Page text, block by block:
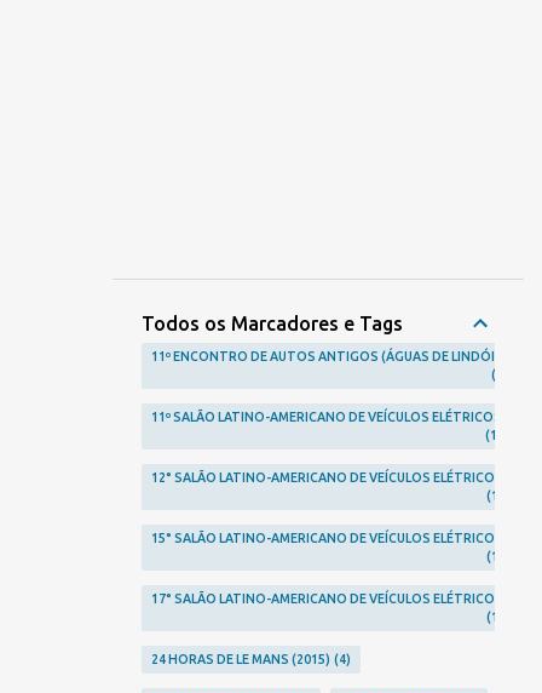
Todos os Marcadores e Tags
11º ENCONTRO DE AUTOS ANTIGOS (ÁGUAS DE LINDÓIA)
11º SALÃO LATINO-AMERICANO DE VEÍCULOS ELÉTRICOS
1
12° SALÃO LATINO-AMERICANO DE VEÍCULOS ELÉTRICOS
1
15° SALÃO LATINO-AMERICANO DE VEÍCULOS ELÉTRICOS
1
17° SALÃO LATINO-AMERICANO DE VEÍCULOS ELÉTRICOS
1
24 HORAS DE LE MANS (2015) 4